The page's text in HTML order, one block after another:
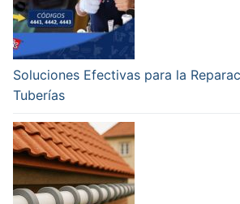
Soluciones Efectivas para la
Tuberías